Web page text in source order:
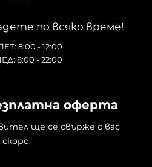
по всяко време!
8:00 - 12:00
8:00 - 22:00
оферта
ще се свърже с вас
скоро.